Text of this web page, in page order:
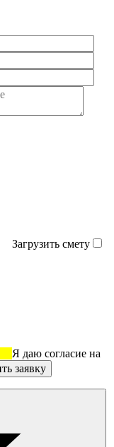
Загрузить смету
Я даю согласие на
заявку